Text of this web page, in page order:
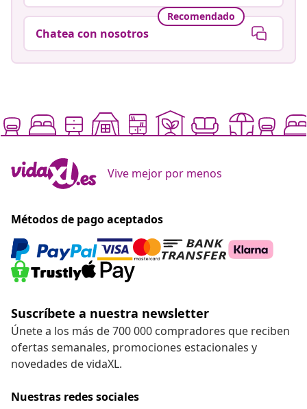
Recomendado
Chatea con nosotros
Vive mejor por menos
Métodos de pago aceptados
Suscríbete a nuestra newsletter
Únete a los más de 700 000 compradores que reciben
ofertas semanales, promociones estacionales y
novedades de vidaXL.
Nuestras redes sociales